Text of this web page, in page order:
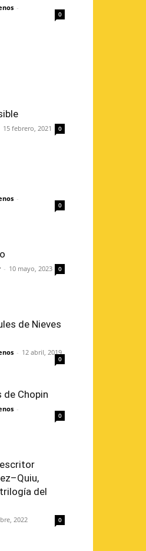
-
0
15 febrero, 2021 0
-
0
- 10 mayo, 2023 0
de Nieves
- 12 abril, 2019
0
de Chopin
-
0
del
2022 0